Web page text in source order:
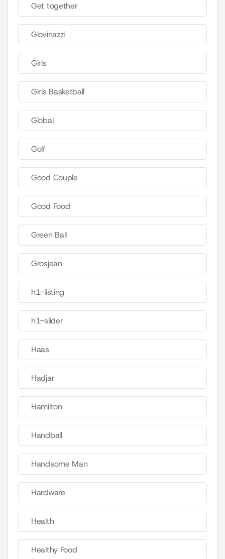
Get together
Giovinazzi
Girls
Girls Basketball
Global
Golf
Good Couple
Good Food
Green Ball
Grosjean
h1-listing
h1-slider
Haas
Hadjar
Hamilton
Handball
Handsome Man
Hardware
Health
Healthy Food